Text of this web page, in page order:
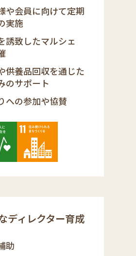
や会員に向けて定期
実施
誘致したマルシェ
供養品回収を通じた
のサポート
への参加や協賛
ディレクター育成
助